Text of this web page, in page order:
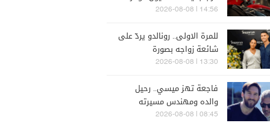
14:56 | 2026-08-08
للمرة الاولى.. رونالدو يردّ على
شائعة زواجه بصورة
13:30 | 2026-08-08
فاجعة تهز ميسي.. رحيل
والده ومهندس مسيرته
التاريخية
08:45 | 2026-08-08